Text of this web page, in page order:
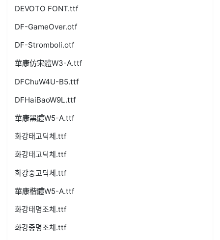
DEVOTO FONT.ttf
DF-GameOver.otf
DF-Stromboli.otf
華康仿宋體W3-A.ttf
DFChuW4U-B5.ttf
DFHaiBaoW9L.ttf
華康黑體W5-A.ttf
화강태고딕체.ttf
화강태고딕체.ttf
화강중고딕체.ttf
華康楷體W5-A.ttf
화강태명조체.ttf
화강중명조체.ttf